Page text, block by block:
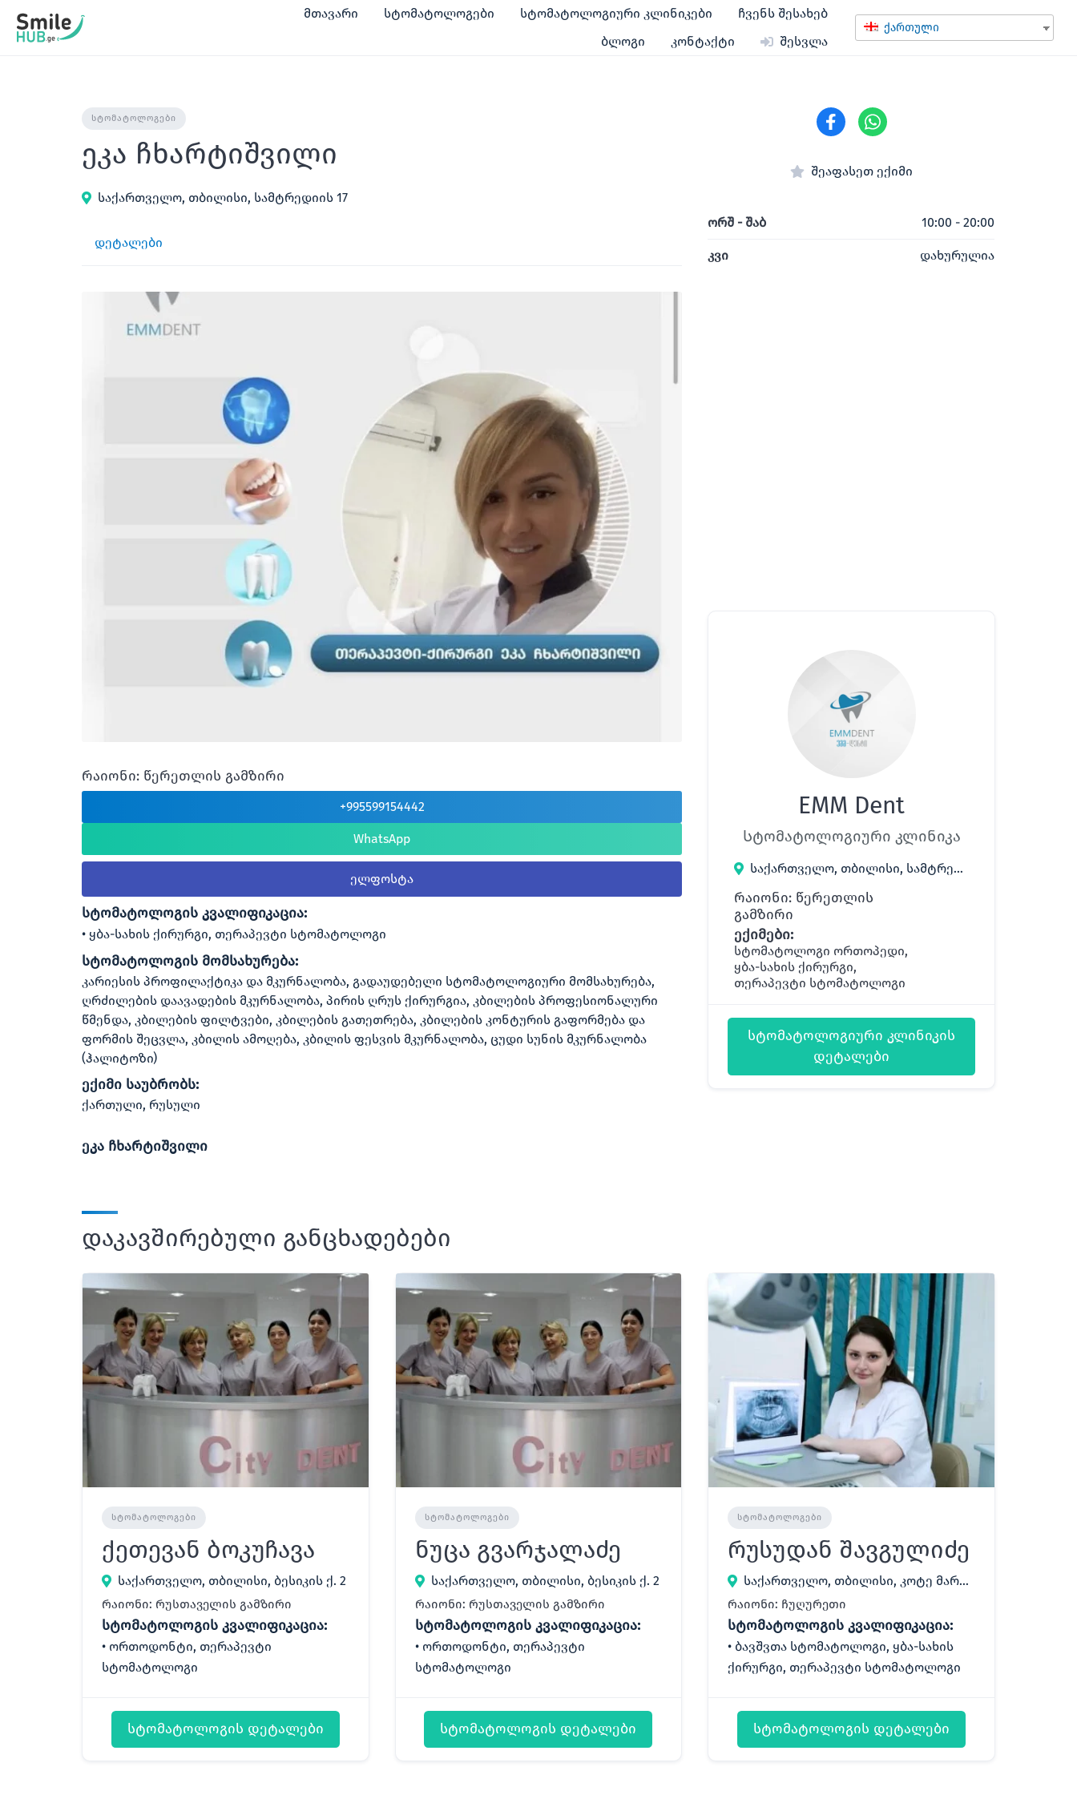
გადასვლა
მთავარი სტომატოლოგები სტომატოლოგიური კლინიკები
ჩვენს შესახებ
ბლოგი
კონტაქტი შესვლა
ქართული
ᲡᲢᲝᲛᲐᲢᲝᲚᲝᲒᲔᲑᲘ
ეკა ჩხარტიშვილი
საქართველო, თბილისი, სამტრედიის 17
დეტალები
რაიონი: წერეთლის გამზირი
+995599154442
WhatsApp
ელფოსტა
სტომატოლოგის კვალიფიკაცია:
ყბა-სახის ქირურგი, თერაპევტი სტომატოლოგი
სტომატოლოგის მომსახურება:
კარიესის პროფილაქტიკა და მკურნალობა, გადაუდებელი სტომატოლოგიური მომსახურება,
ღრძილების დაავადების მკურნალობა, პირის ღრუს ქირურგია, კბილების პროფესიონალური
წმენდა, კბილების ფილტვები, კბილების გათეთრება, კბილების კონტურის გაფორმება და
ფორმის შეცვლა, კბილის ამოღება, კბილის ფესვის მკურნალობა, ცუდი სუნის მკურნალობა
(ჰალიტოზი)
ექიმი საუბრობს:
ქართული, რუსული
ეკა ჩხარტიშვილი
შეაფასეთ ექიმი
ორშ - შაბ 10:00 - 20:00
კვი დახურულია
EMM Dent
Სტომატოლოგიური კლინიკა
საქართველო, თბილისი, სამტრედიის 17
რაიონი: წერეთლის
გამზირი
ექიმები:
სტომატოლოგი ორთოპედი,
ყბა-სახის ქირურგი,
თერაპევტი სტომატოლოგი
სტომატოლოგიური კლინიკის
დეტალები
დაკავშირებული განცხადებები
ᲡᲢᲝᲛᲐᲢᲝᲚᲝᲒᲔᲑᲘ
ქეთევან ბოკუჩავა
საქართველო, თბილისი, ბესიკის ქ. 2
რაიონი: რუსთაველის გამზირი
სტომატოლოგის კვალიფიკაცია:
ორთოდონტი, თერაპევტი
სტომატოლოგი
სტომატოლოგის დეტალები
ᲡᲢᲝᲛᲐᲢᲝᲚᲝᲒᲔᲑᲘ
ნუცა გვარჯალაძე
საქართველო, თბილისი, ბესიკის ქ. 2
რაიონი: რუსთაველის გამზირი
სტომატოლოგის კვალიფიკაცია:
ორთოდონტი, თერაპევტი
სტომატოლოგი
სტომატოლოგის დეტალები
ᲡᲢᲝᲛᲐᲢᲝᲚᲝᲒᲔᲑᲘ
რუსუდან შავგულიძე
საქართველო, თბილისი, კოტე მარჯანიშვილის მოედანი 53
რაიონი: ჩუღურეთი
სტომატოლოგის კვალიფიკაცია:
ბავშვთა სტომატოლოგი, ყბა-სახის
ქირურგი, თერაპევტი სტომატოლოგი
სტომატოლოგის დეტალები